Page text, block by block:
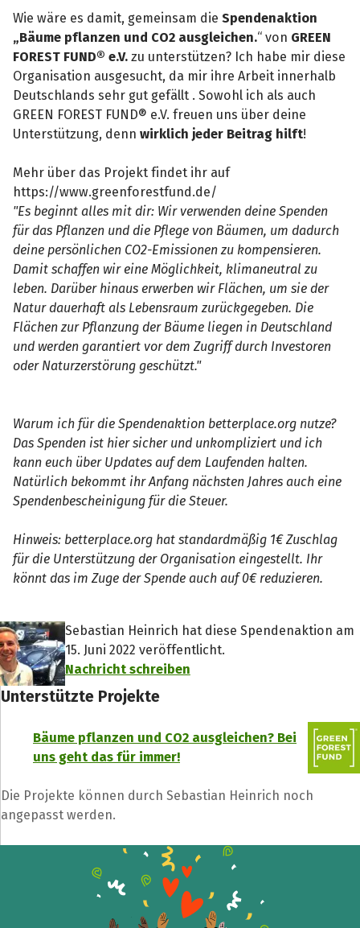
Wie wäre es damit, gemeinsam dieSpendenaktion
„Bäume pflanzen und CO2 ausgleichen.“ von GREEN
FOREST FUND® e.V. zu unterstützen? Ich habe mir diese
Organisation ausgesucht, da mir ihre Arbeit innerhalb
Deutschlands sehr gut gefällt . Sowohl ich als auch
GREEN FOREST FUND® e.V. freuen uns über deine
Unterstützung, dennwirklich jeder Beitrag hilft!
Mehr über das Projekt findet ihr auf
https://www.greenforestfund.de/
"Es beginnt alles mit dir: Wir verwenden deine Spenden
für das Pflanzen und die Pflege von Bäumen, um dadurch
deine persönlichen CO2-Emissionen zu kompensieren.
Damit schaffen wir eine Möglichkeit, klimaneutral zu
leben. Darüber hinaus erwerben wir Flächen, um sie der
Natur dauerhaft als Lebensraum zurückgegeben. Die
Flächen zur Pflanzung der Bäume liegen in Deutschland
und werden garantiert vor dem Zugriff durch Investoren
oder Naturzerstörung geschützt."
Warum ich für die Spendenaktion betterplace.org nutze?
Das Spenden ist hier sicher und unkompliziert und ich
kann euch über Updates auf dem Laufenden halten.
Natürlich bekommt ihr Anfang nächsten Jahres auch eine
Spendenbescheinigung für die Steuer.
Hinweis: betterplace.org hat standardmäßig 1€ Zuschlag
für die Unterstützung der Organisation eingestellt. Ihr
könnt das im Zuge der Spende auch auf 0€ reduzieren.
Sebastian Heinrich hat diese Spendenaktion am
15. Juni 2022 veröffentlicht.
Nachricht schreiben
Unterstützte Projekte
Bäume pflanzen und CO2 ausgleichen? Bei
uns geht das für immer!
Die Projekte können durch Sebastian Heinrich noch
angepasst werden.